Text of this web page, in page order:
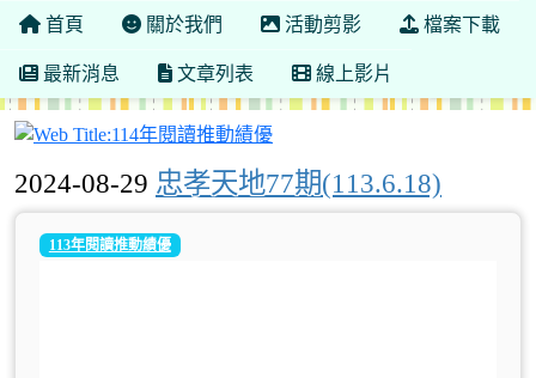
首頁 關於我們 活動剪影 檔案下載
最新消息 文章列表 線上影片
114年閱讀推動績優
2024-08-29 忠孝天地77期(113.6.18)
113年閱讀推動績優